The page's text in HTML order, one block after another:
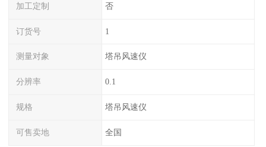
加工定制 否
订货号 1
测量对象 塔吊风速仪
分辨率 0.1
规格 塔吊风速仪
可售卖地 全国